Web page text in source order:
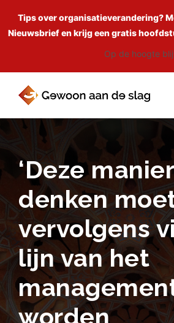
Tips over organisatieverandering?
Nieuwsbrief en krijg een gratis
Op de hoogte
‘Deze
denken
vervolgens
lijn van het
worden